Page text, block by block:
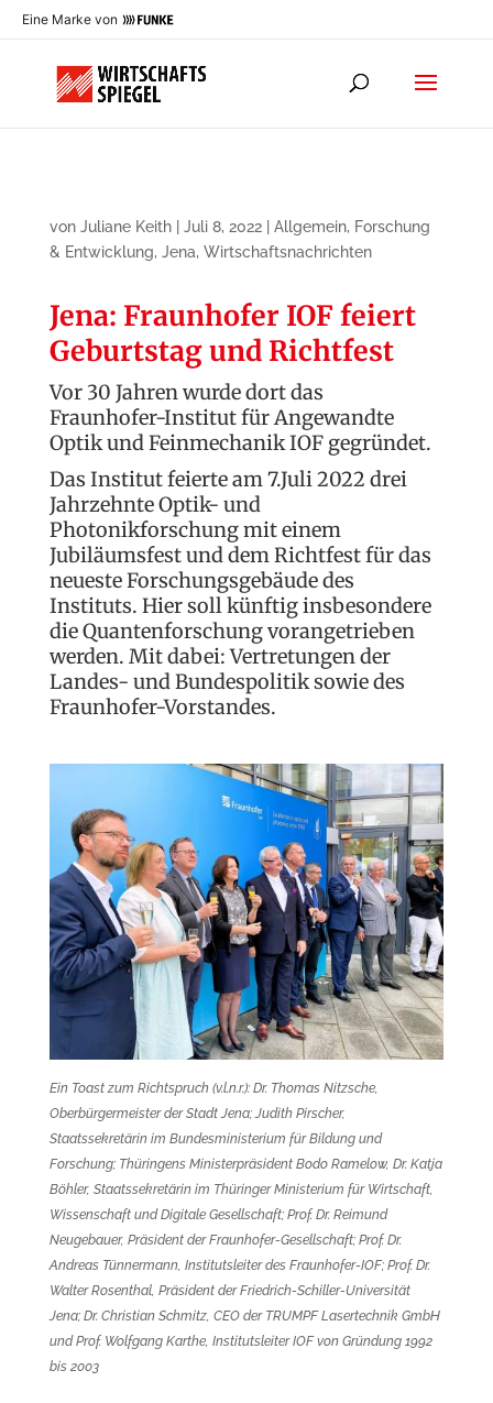
Eine Marke von
von Juliane Keith| Juli 8, 2022| Allgemein, Forschung
& Entwicklung, Jena, Wirtschaftsnachrichten
Jena: Fraunhofer IOF feiert
Geburtstag und Richtfest
Vor 30 Jahren wurde dort das
Fraunhofer-Institut für Angewandte
Optik und Feinmechanik IOF gegründet.
Das Institut feierte am 7.Juli 2022 drei
Jahrzehnte Optik- und
Photonikforschung mit einem
Jubiläumsfest und dem Richtfest für das
neueste Forschungsgebäude des
Instituts. Hier soll künftig insbesondere
die Quantenforschung vorangetrieben
werden. Mit dabei: Vertretungen der
Landes- und Bundespolitik sowie des
Fraunhofer-Vorstandes.
Ein Toast zum Richtspruch (v.l.n.r.): Dr. Thomas Nitzsche,
Oberbürgermeister der Stadt Jena; Judith Pirscher,
Staatssekretärin im Bundesministerium für Bildung und
Forschung; Thüringens Ministerpräsident Bodo Ramelow, Dr. Katja
Böhler, Staatssekretärin im Thüringer Ministerium für Wirtschaft,
Wissenschaft und Digitale Gesellschaft; Prof. Dr. Reimund
Neugebauer, Präsident der Fraunhofer-Gesellschaft; Prof. Dr.
Andreas Tünnermann, Institutsleiter des Fraunhofer-IOF; Prof. Dr.
Walter Rosenthal, Präsident der Friedrich-Schiller-Universität
Jena; Dr. Christian Schmitz, CEO der TRUMPF Lasertechnik GmbH
und Prof. Wolfgang Karthe, Institutsleiter IOF von Gründung 1992
bis 2003